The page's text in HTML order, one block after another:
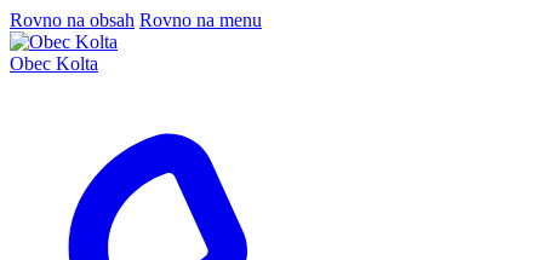
Rovno na obsah Rovno na menu
Obec Kolta